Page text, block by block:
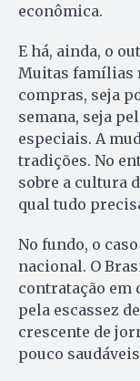
econômica.
E há, ainda, o
Muitas famílias
compras, seja
semana, seja
especiais. A
tradições. No
sobre a cultura
qual tudo
No fundo, o
nacional. O
contratação em
pela escassez
crescente de
pouco